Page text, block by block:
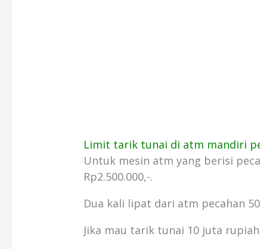
Limit tarik tunai di atm mandiri
Untuk mesin atm yang berisi
Rp2.500.000,-.
Dua kali lipat dari atm pecahan
Jika mau tarik tunai 10 juta